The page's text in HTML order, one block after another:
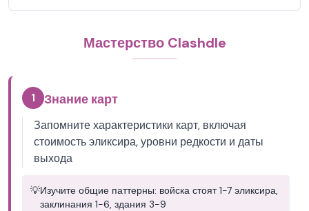
Мастерство Clashdle
1 Знание карт
Запомните характеристики карт, включая
стоимость эликсира, уровни редкости и даты
выхода
💡Изучите общие паттерны: войска стоят 1-7 эликсира,
заклинания 1-6, здания 3-9